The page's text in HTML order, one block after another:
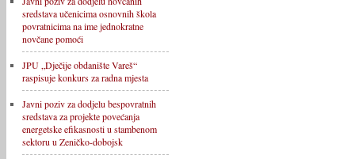
sredstava učenicima osnovnih škola
povratnicima na ime jednokratne
novčane pomoći
JPU „Dječije obdanište Vareš“
raspisuje konkurs za radna mjesta
Javni poziv za dodjelu bespovratnih
sredstava za projekte povećanja
energetske efikasnosti u stambenom
sektoru u Zeničko-dobojsk